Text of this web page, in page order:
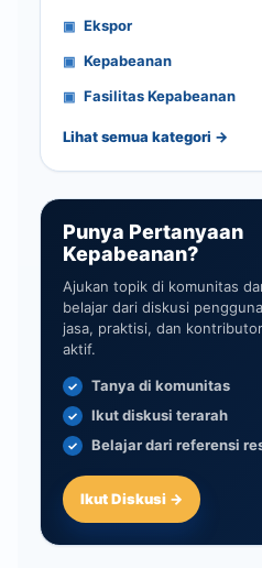
Ekspor
Kepabeanan
Fasilitas Kepabeanan
Lihat semua kategori →
Punya Pertanyaan
Kepabeanan?
Ajukan topik di komunitas
belajar dari diskusi pengguna
jasa, praktisi, dan kontributor
aktif.
Tanya di komunitas
Ikut diskusi terarah
Belajar dari referensi
Ikut Diskusi →